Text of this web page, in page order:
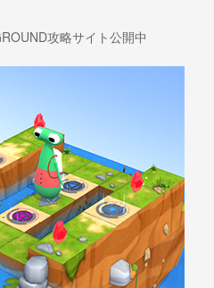
攻略サイト公開中